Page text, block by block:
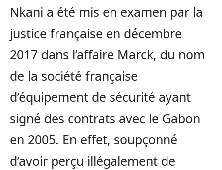
Nkani a été mis en examen par la
justice française en décembre
2017 dans l’affaire Marck, du nom
de la société française
d’équipement de sécurité ayant
signé des contrats avec le Gabon
en 2005. En effet, soupçonné
d’avoir perçu illégalement de